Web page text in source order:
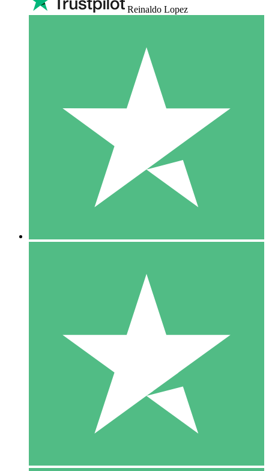
Reinaldo Lopez